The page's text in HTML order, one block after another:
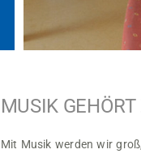
MUSIK
Mit Musik werden wir